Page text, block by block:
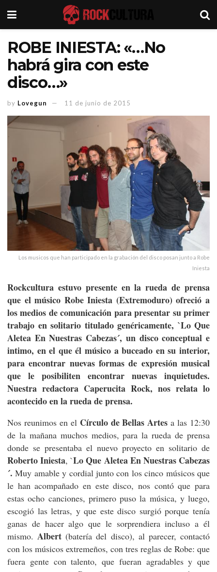
ROBE INIESTA: «…No
habrá gira con este
disco…»
by Lovegun 11 de junio de 2015
Los musicos que han participado en la grabación del disco posan junto a Robe
Iniesta
Rockcultura estuvo presente en la rueda de prensa
que el músico Robe Iniesta (Extremoduro) ofreció a
los medios de comunicación para presentar su primer
trabajo en solitario titulado genéricamente, `Lo Que
Aletea En Nuestras Cabezas´, un disco conceptual e
intimo, en el que él músico a buceado en su interior,
para encontrar nuevas formas de expresión musical
que le posibiliten encontrar nuevas inquietudes.
Nuestra redactora Caperucita Rock, nos relata lo
acontecido en la rueda de prensa.
Nos reunimos en el Círculo de Bellas Artes a las 12:30
de la mañana muchos medios, para la rueda de prensa
donde se presentaba el nuevo proyecto en solitario de
Roberto Iniesta, `Lo Que Aletea En Nuestras Cabezas
´. Muy amable y cordial junto con los cinco músicos que
le han acompañado en este disco, nos contó que para
estas ocho canciones, primero puso la música, y luego,
escogió las letras, y que este disco surgió porque tenía
ganas de hacer algo que le sorprendiera incluso a él
mismo.Albert (batería del disco), al parecer, contactó
con los músicos extremeños, con tres reglas de Robe: que
fuera gente con talento, que fueran agradables y que